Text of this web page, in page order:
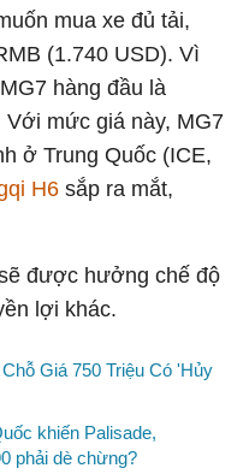
mua xe đủ tải,
(1.740 USD). Vì
hàng đầu là
Với mức giá này, MG7
ở Trung Quốc (ICE,
H6 sắp ra mắt,
được hưởng chế độ
lợi khác.
Giá 750 Triệu Có 'Hủy
khiến Palisade,
phải dè chừng?